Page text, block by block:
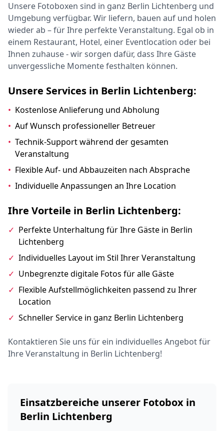
Unsere Fotoboxen sind in ganz Berlin Lichtenberg und
Umgebung verfügbar. Wir liefern, bauen auf und holen
wieder ab – für Ihre perfekte Veranstaltung. Egal ob in
einem Restaurant, Hotel, einer Eventlocation oder bei
Ihnen zuhause - wir sorgen dafür, dass Ihre Gäste
unvergessliche Momente festhalten können.
Unsere Services in Berlin Lichtenberg:
• Kostenlose Anlieferung und Abholung
• Auf Wunsch professioneller Betreuer
• Technik-Support während der gesamten
Veranstaltung
• Flexible Auf- und Abbauzeiten nach Absprache
• Individuelle Anpassungen an Ihre Location
Ihre Vorteile in Berlin Lichtenberg:
✓ Perfekte Unterhaltung für Ihre Gäste in Berlin
Lichtenberg
✓ Individuelles Layout im Stil Ihrer Veranstaltung
✓ Unbegrenzte digitale Fotos für alle Gäste
✓ Flexible Aufstellmöglichkeiten passend zu Ihrer
Location
✓ Schneller Service in ganz Berlin Lichtenberg
Kontaktieren Sie uns für ein individuelles Angebot für
Ihre Veranstaltung in Berlin Lichtenberg!
Einsatzbereiche unserer Fotobox in
Berlin Lichtenberg